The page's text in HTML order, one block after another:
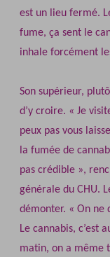
est un lieu fermé.
fume, ça sent le
inhale forcément
Son supérieur,
d’y croire. « Je
peux pas vous
la fumée de
pas crédible »,
générale du CHU.
démonter. « On ne
Le cannabis, c’est
matin, on a même